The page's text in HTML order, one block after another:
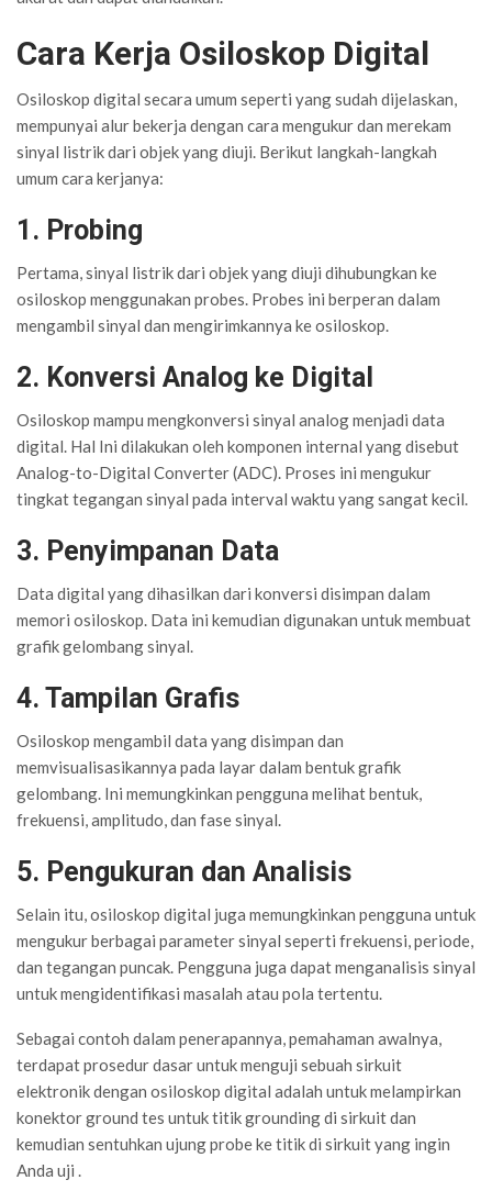
Cara Kerja Osiloskop Digital
Osiloskop digital secara umum seperti yang sudah dijelaskan,
mempunyai alur bekerja dengan cara mengukur dan merekam
sinyal listrik dari objek yang diuji. Berikut langkah-langkah
umum cara kerjanya:
1. Probing
Pertama, sinyal listrik dari objek yang diuji dihubungkan ke
osiloskop menggunakan probes. Probes ini berperan dalam
mengambil sinyal dan mengirimkannya ke osiloskop.
2. Konversi Analog ke Digital
Osiloskop mampu mengkonversi sinyal analog menjadi data
digital. Hal Ini dilakukan oleh komponen internal yang disebut
Analog-to-Digital Converter (ADC). Proses ini mengukur
tingkat tegangan sinyal pada interval waktu yang sangat kecil.
3. Penyimpanan Data
Data digital yang dihasilkan dari konversi disimpan dalam
memori osiloskop. Data ini kemudian digunakan untuk membuat
grafik gelombang sinyal.
4. Tampilan Grafis
Osiloskop mengambil data yang disimpan dan
memvisualisasikannya pada layar dalam bentuk grafik
gelombang. Ini memungkinkan pengguna melihat bentuk,
frekuensi, amplitudo, dan fase sinyal.
5. Pengukuran dan Analisis
Selain itu, osiloskop digital juga memungkinkan pengguna untuk
mengukur berbagai parameter sinyal seperti frekuensi, periode,
dan tegangan puncak. Pengguna juga dapat menganalisis sinyal
untuk mengidentifikasi masalah atau pola tertentu.
Sebagai contoh dalam penerapannya, pemahaman awalnya,
terdapat prosedur dasar untuk menguji sebuah sirkuit
elektronik dengan osiloskop digital adalah untuk melampirkan
konektor ground tes untuk titik grounding di sirkuit dan
kemudian sentuhkan ujung probe ke titik di sirkuit yang ingin
Anda uji .